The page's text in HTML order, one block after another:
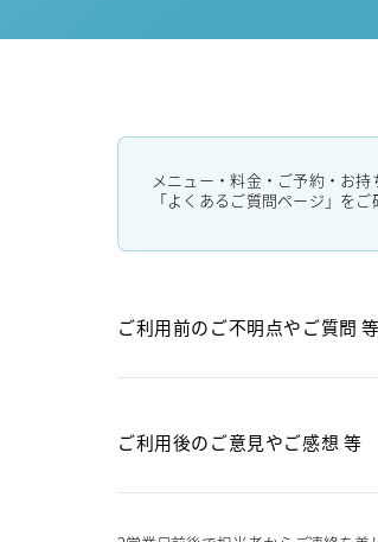
メニュー・料金・ご予約・お持
「よくあるご質問ページ」をご
ご利用前のご不明点やご質問 等
ご利用後のご意見やご感想 等